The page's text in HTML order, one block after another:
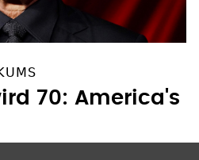
70: America's